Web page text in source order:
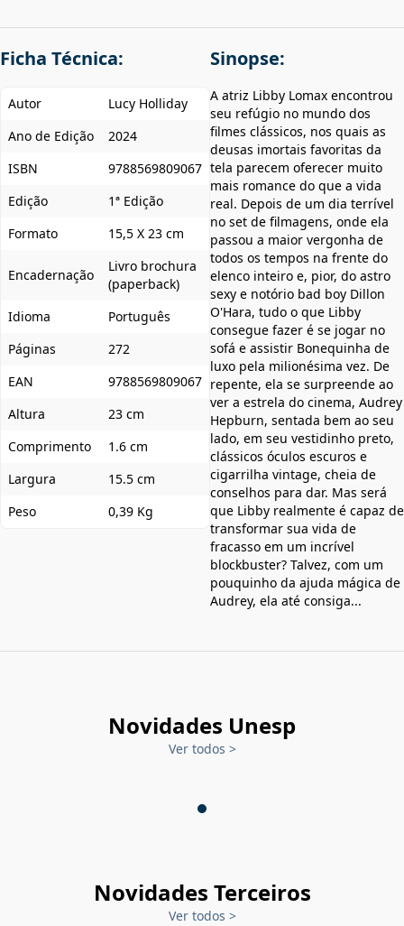
Ficha Técnica:
Autor
Lucy Holliday
Ano de Edição
2024
ISBN
9788569809067
Edição
1ª Edição
Formato
15,5 X 23 cm
Encadernação
Livro brochura
(paperback)
Idioma
Português
Páginas
272
EAN
9788569809067
Altura
23 cm
Comprimento
1.6 cm
Largura
15.5 cm
Peso
0,39 Kg
Sinopse:
A atriz Libby Lomax encontrou
seu refúgio no mundo dos
filmes clássicos, nos quais as
deusas imortais favoritas da
tela parecem oferecer muito
mais romance do que a vida
real. Depois de um dia terrível
no set de filmagens, onde ela
passou a maior vergonha de
todos os tempos na frente do
elenco inteiro e, pior, do astro
sexy e notório bad boy Dillon
O'Hara, tudo o que Libby
consegue fazer é se jogar no
sofá e assistir Bonequinha de
luxo pela milionésima vez. De
repente, ela se surpreende ao
ver a estrela do cinema, Audrey
Hepburn, sentada bem ao seu
lado, em seu vestidinho preto,
clássicos óculos escuros e
cigarrilha vintage, cheia de
conselhos para dar. Mas será
que Libby realmente é capaz de
transformar sua vida de
fracasso em um incrível
blockbuster? Talvez, com um
pouquinho da ajuda mágica de
Audrey, ela até consiga...
Novidades Unesp
Ver todos >
Novidades Terceiros
Ver todos >